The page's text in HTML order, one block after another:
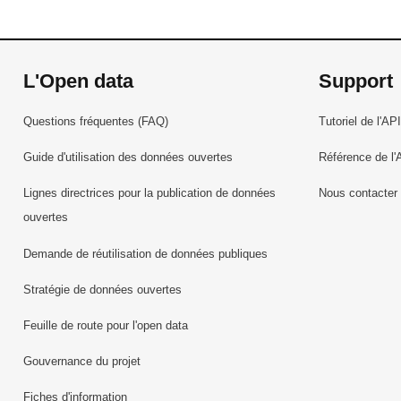
L'Open data
Questions fréquentes (FAQ)
Guide d'utilisation des données ouvertes
Lignes directrices pour la publication de données
ouvertes
Demande de réutilisation de données publiques
Stratégie de données ouvertes
Feuille de route pour l'open data
Gouvernance du projet
Fiches d'information
Support
Tutoriel de l'API
Référence de
Nous contacter